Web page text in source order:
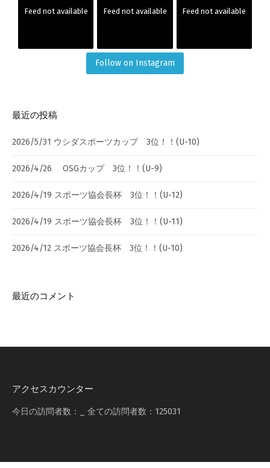
Feed not available Feed not available Feed not available
Follow on Instagram
最近の投稿
2026/5/31 ウシダスポーツカップ 3位！！(U-10)
2026/4/26 OSGカップ 3位！！(U-9)
2026/4/19 スポーツ協会長杯 3位！！(U-12)
2026/4/19 スポーツ協会長杯 3位！！(U-11)
2026/4/12 スポーツ協会長杯 3位！！(U-10)
最近のコメント
アクセスカウンター
今日の訪問者数： 全ての訪問者数： 125031